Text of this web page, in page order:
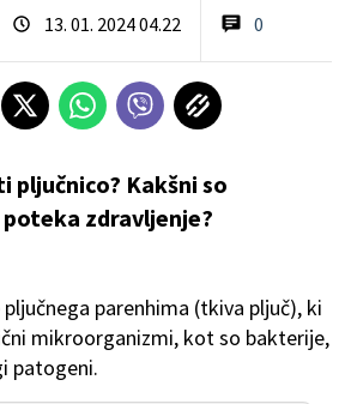
13. 01. 2024 04.22 0
pljučnico? Kakšni so
zdravljenje?
parenhima (tkiva pljuč), ki
mikroorganizmi, kot so bakterije,
patogeni.